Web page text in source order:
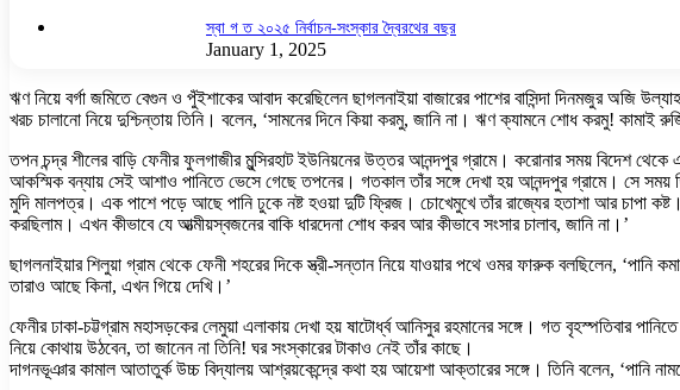
স্বা গ ত ২০২৫ নির্বাচন-সংস্কার দ্বৈরথের বছর
January 1, 2025
ঋণ নিয়ে বর্গা জমিতে বেগুন ও পুঁইশাকের আবাদ করেছিলেন ছাগলনাইয়া বাজারের পাশের বাসিন্দা দিনমজুর অজি
খরচ চালানো নিয়ে দুশ্চিন্তায় তিনি। বলেন, ‘সামনের দিনে কিয়া করমু, জানি না। ঋণ ক্যামনে শোধ করমু!
তপন চন্দ্র শীলের বাড়ি ফেনীর ফুলগাজীর মুন্সিরহাট ইউনিয়নের উত্তর আনন্দপুর গ্রামে। করোনার সময় বিদেশ
আকস্মিক বন্যায় সেই আশাও পানিতে ভেসে গেছে তপনের। গতকাল তাঁর সঙ্গে দেখা হয় আনন্দপুর গ্রামে। সে সময়
মুদি মালপত্র। এক পাশে পড়ে আছে পানি ঢুকে নষ্ট হওয়া দুটি ফ্রিজ। চোখেমুখে তাঁর রাজ্যের হতাশা আর চাপা
করছিলাম। এখন কীভাবে যে আত্মীয়স্বজনের বাকি ধারদেনা শোধ করব আর কীভাবে সংসার চালাব, জানি না।’
ছাগলনাইয়ার শিলুয়া গ্রাম থেকে ফেনী শহরের দিকে স্ত্রী-সন্তান নিয়ে যাওয়ার পথে ওমর ফারুক বলছিলেন, ‘পানি
তারাও আছে কিনা, এখন গিয়ে দেখি।’
ফেনীর ঢাকা-চট্টগ্রাম মহাসড়কের লেমুয়া এলাকায় দেখা হয় ষাটোর্ধ্ব আনিসুর রহমানের সঙ্গে। গত বৃহস্পতিবার
নিয়ে কোথায় উঠবেন, তা জানেন না তিনি! ঘর সংস্কারের টাকাও নেই তাঁর কাছে।
দাগনভূঞার কামাল আতাতুর্ক উচ্চ বিদ্যালয় আশ্রয়কেন্দ্রে কথা হয় আয়েশা আক্তারের সঙ্গে। তিনি বলেন, ‘পানি